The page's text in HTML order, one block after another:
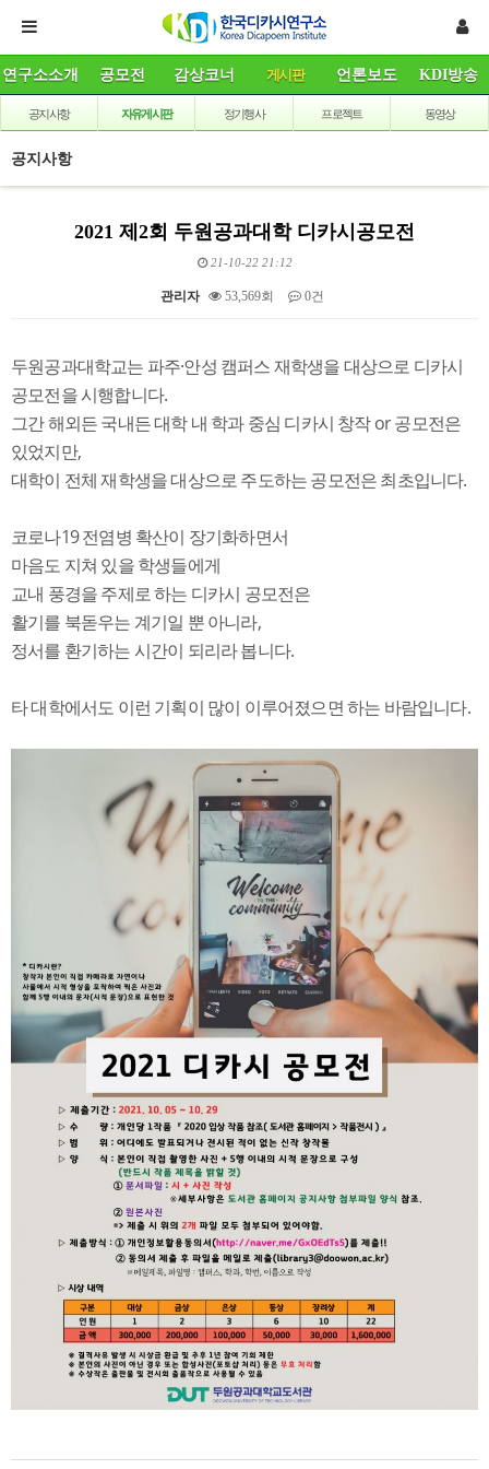
연구소소개 공모전 감상코너 게시판 언론보도 KDI방송
공지사항 자유게시판 정기행사 프로젝트 동영상
공지사항
2021 제2회 두원공과대학 디카시공모전
21-10-22 21:12
관리자 53,569회 0건
두원공과대학교는 파주·안성 캠퍼스 재학생을 대상으로 디카시
공모전을 시행합니다.
그간 해외든 국내든 대학 내 학과 중심 디카시 창작 or 공모전은
있었지만,
대학이 전체 재학생을 대상으로 주도하는 공모전은 최초입니다.
코로나19 전염병 확산이 장기화하면서
마음도 지쳐 있을 학생들에게
교내 풍경을 주제로 하는 디카시 공모전은
활기를 북돋우는 계기일 뿐 아니라,
정서를 환기하는 시간이 되리라 봅니다.
타 대학에서도 이런 기획이 많이 이루어졌으면 하는 바람입니다.